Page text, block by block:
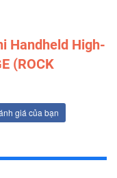
Handheld High-
(ROCK
giá của bạn